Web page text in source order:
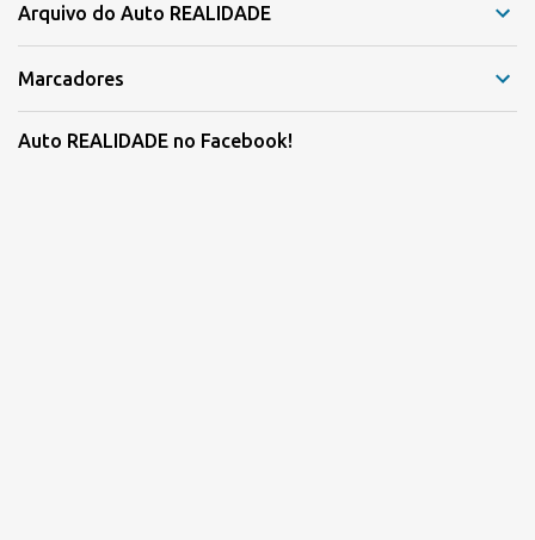
Arquivo do Auto REALIDADE
Marcadores
Auto REALIDADE no Facebook!